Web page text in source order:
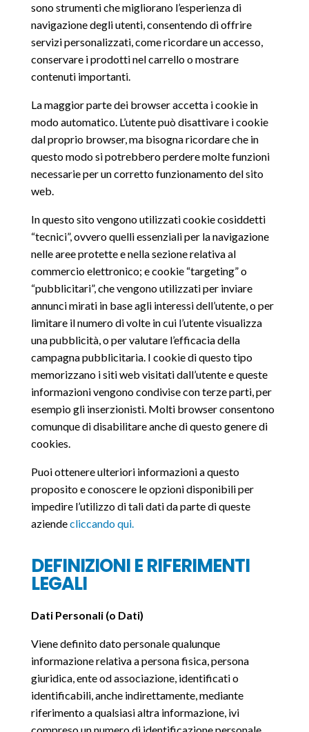
sono strumenti che migliorano l’esperienza di
navigazione degli utenti, consentendo di offrire
servizi personalizzati, come ricordare un accesso,
conservare i prodotti nel carrello o mostrare
contenuti importanti.
La maggior parte dei browser accetta i cookie in
modo automatico. L’utente può disattivare i cookie
dal proprio browser, ma bisogna ricordare che in
questo modo si potrebbero perdere molte funzioni
necessarie per un corretto funzionamento del sito
web.
In questo sito vengono utilizzati cookie cosiddetti
“tecnici”, ovvero quelli essenziali per la navigazione
nelle aree protette e nella sezione relativa al
commercio elettronico; e cookie “targeting” o
“pubblicitari”, che vengono utilizzati per inviare
annunci mirati in base agli interessi dell’utente, o per
limitare il numero di volte in cui l’utente visualizza
una pubblicità, o per valutare l’efficacia della
campagna pubblicitaria. I cookie di questo tipo
memorizzano i siti web visitati dall’utente e queste
informazioni vengono condivise con terze parti, per
esempio gli inserzionisti. Molti browser consentono
comunque di disabilitare anche di questo genere di
cookies.
Puoi ottenere ulteriori informazioni a questo
proposito e conoscere le opzioni disponibili per
impedire l’utilizzo di tali dati da parte di queste
aziendecliccando qui.
DEFINIZIONI E RIFERIMENTI
LEGALI
Dati Personali (o Dati)
Viene definito dato personale qualunque
informazione relativa a persona fisica, persona
giuridica, ente od associazione, identificati o
identificabili, anche indirettamente, mediante
riferimento a qualsiasi altra informazione, ivi